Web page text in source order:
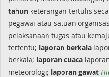
tahun keterangan tertulis
pegawai atau satuan
pelaksanaan tugas atau
tertentu; laporan berkala
berkala; laporan cuaca
meteorologi; laporan gawat